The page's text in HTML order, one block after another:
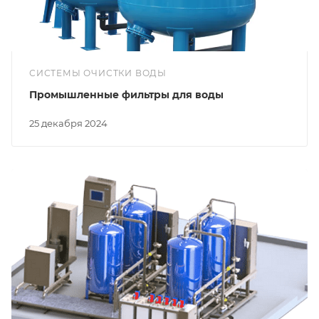
СИСТЕМЫ ОЧИСТКИ ВОДЫ
25 декабря 2024
Промышленные фильтры для воды